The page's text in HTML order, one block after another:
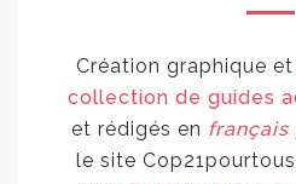
Création graphique
collection de guides
et rédigés en
le site